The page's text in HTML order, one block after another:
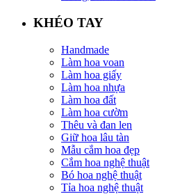
KHÉO TAY
Handmade
Làm hoa voan
Làm hoa giấy
Làm hoa nhựa
Làm hoa đất
Làm hoa cườm
Thêu và đan len
Giữ hoa lâu tàn
Mẫu cắm hoa đẹp
Cắm hoa nghệ thuật
Bó hoa nghệ thuật
Tỉa hoa nghệ thuật